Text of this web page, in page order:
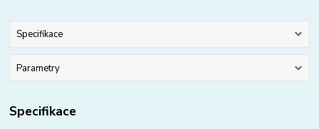
Specifikace
Parametry
Specifikace